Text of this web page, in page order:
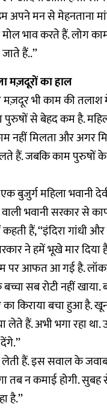
अपने मन से मेहनताना
भाव करते हैं. लोग
हैं..’’
मज़दूरों का हाल
मज़दूर भी काम की
पुरुषों से बेहद कम है.
नहीं मिलता और अगर
हैं. जबकि काम पुरुषों के
बुजुर्ग महिला भवानी
भवानी सरकार से
हैं, ‘‘इंदिरा गांधी
ने हमें भूखे मार
पर आफत आ गई है.
सब रोटी नहीं
किराया बचा हुआ है.
लेते हैं. अभी भगा रहा
हैं. इस सवाल के
तब न कमाई होगी.
है.’’